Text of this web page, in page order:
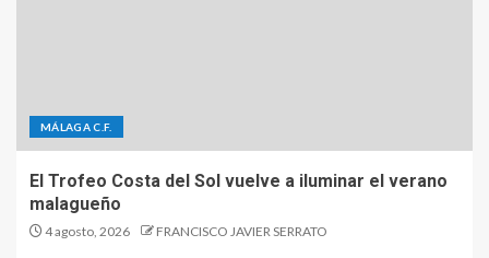
MÁLAGA C.F.
El Trofeo Costa del Sol vuelve a iluminar el verano
malagueño
4 agosto, 2026 FRANCISCO JAVIER SERRATO